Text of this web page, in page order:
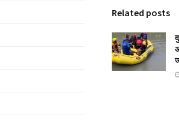
Related posts